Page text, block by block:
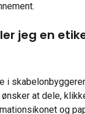
jeg en
i
ønsker at dele,
og